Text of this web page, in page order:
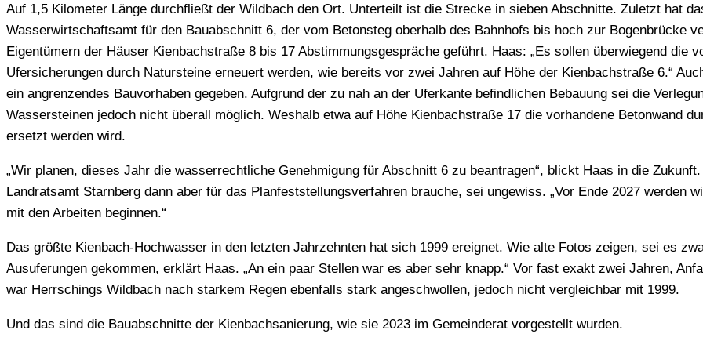
Auf 1,5 Kilometer Länge durchfließt der Wildbach den Ort. Unterteilt ist die Strecke in sieben Abschnitte. Zuletzt hat
Wasserwirtschaftsamt für den Bauabschnitt 6, der vom Betonsteg oberhalb des Bahnhofs bis hoch zur Bogenbrücke
Eigentümern der Häuser Kienbachstraße 8 bis 17 Abstimmungsgespräche geführt. Haas: „Es sollen überwiegend die
Ufersicherungen durch Natursteine erneuert werden, wie bereits vor zwei Jahren auf Höhe der Kienbachstraße 6.“
ein angrenzendes Bauvorhaben gegeben. Aufgrund der zu nah an der Uferkante befindlichen Bebauung sei die
Wassersteinen jedoch nicht überall möglich. Weshalb etwa auf Höhe Kienbachstraße 17 die vorhandene Betonwand
ersetzt werden wird.
„Wir planen, dieses Jahr die wasserrechtliche Genehmigung für Abschnitt 6 zu beantragen“, blickt Haas in die
Landratsamt Starnberg dann aber für das Planfeststellungsverfahren brauche, sei ungewiss. „Vor Ende 2027 werden
mit den Arbeiten beginnen.“
Das größte Kienbach-Hochwasser in den letzten Jahrzehnten hat sich 1999 ereignet. Wie alte Fotos zeigen, sei es
Ausuferungen gekommen, erklärt Haas. „An ein paar Stellen war es aber sehr knapp.“ Vor fast exakt zwei Jahren,
war Herrschings Wildbach nach starkem Regen ebenfalls stark angeschwollen, jedoch nicht vergleichbar mit 1999.
Und das sind die Bauabschnitte der Kienbachsanierung, wie sie 2023 im Gemeinderat vorgestellt wurden.